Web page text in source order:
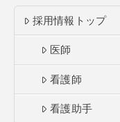
採用情報トップ
医師
看護師
看護助手